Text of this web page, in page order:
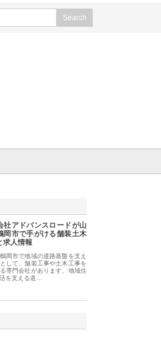
社アドバンスロードが山
岡市で手がける舗装土木
求人情報
岡市で地域の道路基盤を支え
して、舗装工事や土木工事を
専門会社があります。地域住
を支える道…